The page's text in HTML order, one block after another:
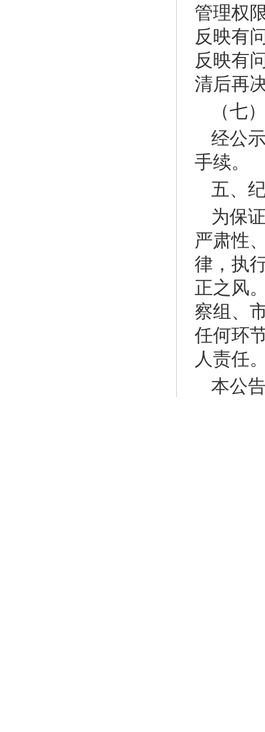
管理权
反映有
反映有
清后再
（七
经公
手续。
五、
为保
严肃性
律，执
正之风
察组、
任何环
人责任
本公